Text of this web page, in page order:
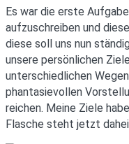
Es war die erste
aufzuschreiben und
diese soll uns nun
unsere persönlichen
unterschiedlichen
phantasievollen
reichen. Meine Ziele
Flasche steht jetzt